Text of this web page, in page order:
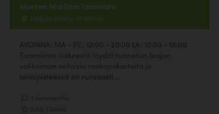
Murren Murkina Tammisto
Hagelstamintie 31, Vantaa
AVOINNA: MA - PE: 10:00 - 20:00 LA: 10:00 - 18:00
Tammiston liikkeestä löydät tunnetun laajan
valikoiman erilaisia raakapakasteita ja
toimipisteessä on runsaasti...